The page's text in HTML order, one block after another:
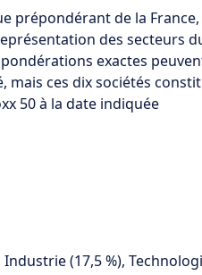
de la France,
des secteurs
exactes
ces dix sociétés
50 à la date indiquée
Industrie (17,5 %),